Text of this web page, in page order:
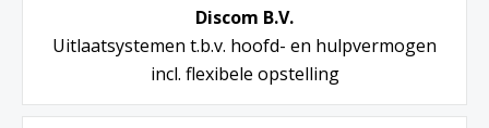
Discom B.V.
Uitlaatsystemen t.b.v. hoofd- en hulpvermogen
incl. flexibele opstelling